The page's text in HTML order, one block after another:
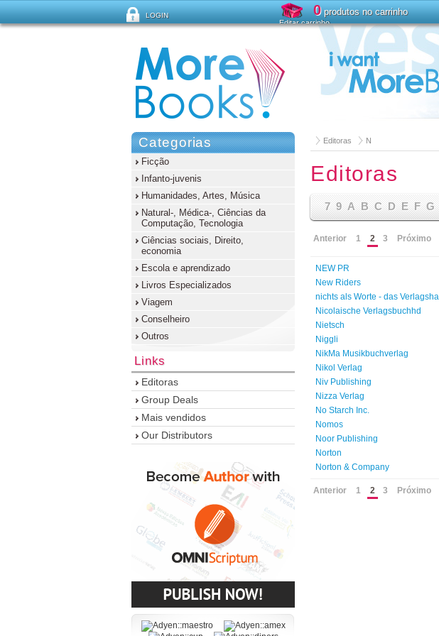
Editoras N
Editoras
7 9 A B C D E F G
Anterior 1 2 3 Próximo
NEW PR
New Riders
nichts als Worte - das
Nicolaische Verlagsbuchhd
Nietsch
Niggli
NikMa Musikbuchverlag
Nikol Verlag
Niv Publishing
Nizza Verlag
No Starch Inc.
Nomos
Noor Publishing
Norton
Norton & Company
Anterior 1 2 3 Próximo
Categorias
Ficção
Infanto-juvenis
Humanidades, Artes, Música
Natural-, Médica-, Ciências da
Computação, Tecnologia
Ciências sociais, Direito,
economia
Escola e aprendizado
Livros Especializados
Viagem
Conselheiro
Outros
Links
Editoras
Group Deals
Mais vendidos
Our Distributors
LOGIN
Esqueceu sua senha?
0produtos no carrinho
Editar carrinho